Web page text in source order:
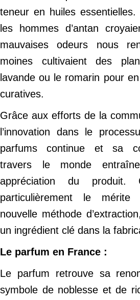
teneur en huiles
les hommes d’antan
mauvaises odeurs nous
moines cultivaient des
lavande ou le romarin pour
curatives.
Grâce aux efforts de la
l’innovation dans le
parfums continue et sa
travers le monde
appréciation du produit.
particulièrement le mérite
nouvelle méthode
un ingrédient clé dans la
Le parfum en France :
Le parfum retrouve sa
symbole de noblesse et de